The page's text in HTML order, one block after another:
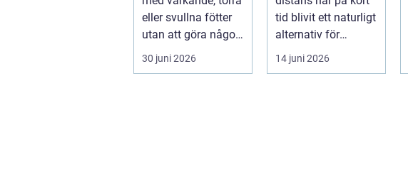
eller svullna fötter
utan att göra något
åt det. Fötterna bär
hel...
30 juni 2026
tid blivit ett naturligt
alternativ för
m&arin...
14 juni 2026